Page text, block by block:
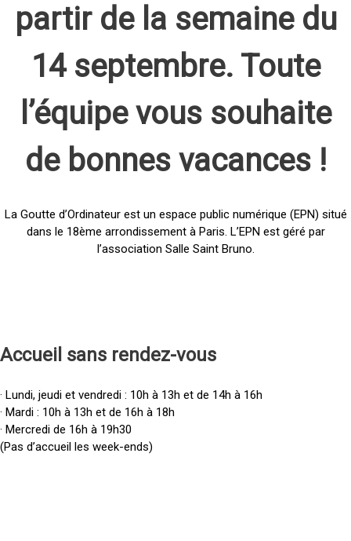
partir de la semaine du
14 septembre. Toute
l’équipe vous souhaite
de bonnes vacances !
La Goutte d’Ordinateur est un espace public numérique (EPN) situé
dans le 18ème arrondissement à Paris. L’EPN est géré par
l’association Salle Saint Bruno.
Accueil sans rendez-vous
· Lundi, jeudi et vendredi : 10h à 13h et de 14h à 16h
· Mardi : 10h à 13h et de 16h à 18h
· Mercredi de 16h à 19h30
(Pas d’accueil les week-ends)